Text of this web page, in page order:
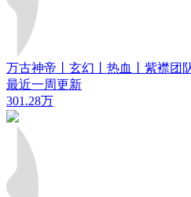
万古神帝丨玄幻丨热血丨紫襟团
最近一周更新
301.28万